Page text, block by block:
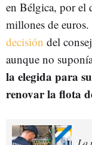
en Bélgica, por el
millones de
decisión del
aunque no
la elegida para
renovar la flota
La